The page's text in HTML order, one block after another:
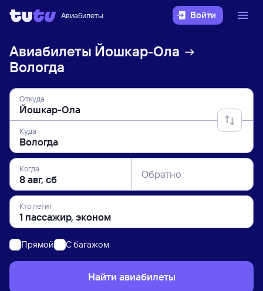
Авиабилеты Войти
Авиабилеты Йошкар-Ола
Вологда
Откуда
Куда
Когда Обратно
Кто летит
Прямой C багажом
Найти авиабилеты